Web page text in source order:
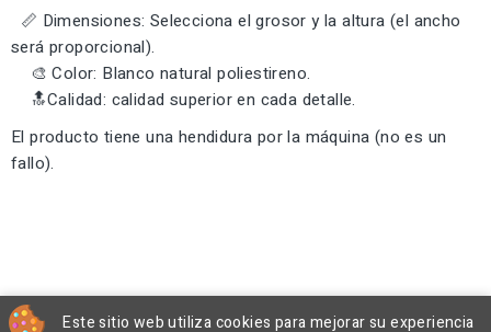
📏 Dimensiones: Selecciona el grosor y la altura (el ancho
será proporcional).
🎨 Color: Blanco natural poliestireno.
🔝Calidad: calidad superior en cada detalle.
El producto tiene una hendidura por la máquina (no es un
fallo).
Este sitio web utiliza cookies para mejorar su experiencia